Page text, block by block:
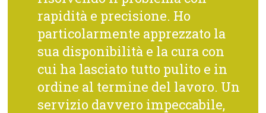
rapidità e precisione. Ho
particolarmente apprezzato la
sua disponibilità e la cura con
cui ha lasciato tutto pulito e in
ordine al termine del lavoro. Un
servizio davvero impeccabile,